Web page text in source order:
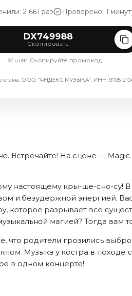
2 661 раз Проверено: 1
DX749988
Скопировать
1 шаг. Скопируйте промокод
ООО "ЯНДЕКС МУЗЫКА", ИНН:
Встречайте! На сцене —
настоящему кры-ше-сно-су!
и безудержной энергией.
которое разрывает все
магией? Тогда вам
что родители грозились
Музыка у костра в походе
в одном концерте!